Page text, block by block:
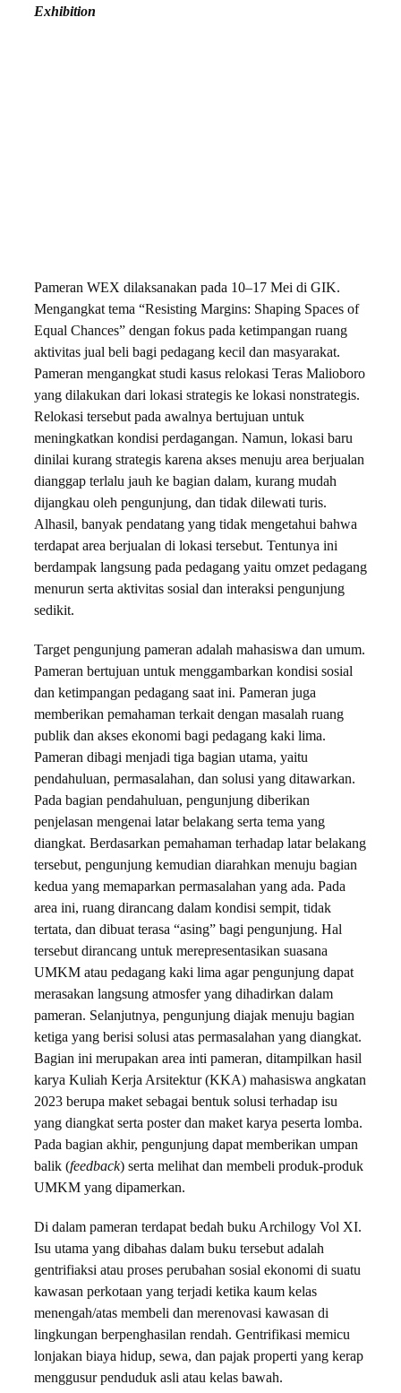
Exhibition
Pameran WEX dilaksanakan pada 10–17 Mei di GIK.
Mengangkat tema “Resisting Margins: Shaping Spaces of
Equal Chances” dengan fokus pada ketimpangan ruang
aktivitas jual beli bagi pedagang kecil dan masyarakat.
Pameran mengangkat studi kasus relokasi Teras Malioboro
yang dilakukan dari lokasi strategis ke lokasi nonstrategis.
Relokasi tersebut pada awalnya bertujuan untuk
meningkatkan kondisi perdagangan. Namun, lokasi baru
dinilai kurang strategis karena akses menuju area berjualan
dianggap terlalu jauh ke bagian dalam, kurang mudah
dijangkau oleh pengunjung, dan tidak dilewati turis.
Alhasil, banyak pendatang yang tidak mengetahui bahwa
terdapat area berjualan di lokasi tersebut. Tentunya ini
berdampak langsung pada pedagang yaitu omzet pedagang
menurun serta aktivitas sosial dan interaksi pengunjung
sedikit.
Target pengunjung pameran adalah mahasiswa dan umum.
Pameran bertujuan untuk menggambarkan kondisi sosial
dan ketimpangan pedagang saat ini. Pameran juga
memberikan pemahaman terkait dengan masalah ruang
publik dan akses ekonomi bagi pedagang kaki lima.
Pameran dibagi menjadi tiga bagian utama, yaitu
pendahuluan, permasalahan, dan solusi yang ditawarkan.
Pada bagian pendahuluan, pengunjung diberikan
penjelasan mengenai latar belakang serta tema yang
diangkat. Berdasarkan pemahaman terhadap latar belakang
tersebut, pengunjung kemudian diarahkan menuju bagian
kedua yang memaparkan permasalahan yang ada. Pada
area ini, ruang dirancang dalam kondisi sempit, tidak
tertata, dan dibuat terasa “asing” bagi pengunjung. Hal
tersebut dirancang untuk merepresentasikan suasana
UMKM atau pedagang kaki lima agar pengunjung dapat
merasakan langsung atmosfer yang dihadirkan dalam
pameran. Selanjutnya, pengunjung diajak menuju bagian
ketiga yang berisi solusi atas permasalahan yang diangkat.
Bagian ini merupakan area inti pameran, ditampilkan hasil
karya Kuliah Kerja Arsitektur (KKA) mahasiswa angkatan
2023 berupa maket sebagai bentuk solusi terhadap isu
yang diangkat serta poster dan maket karya peserta lomba.
Pada bagian akhir, pengunjung dapat memberikan umpan
balik (feedback) serta melihat dan membeli produk-produk
UMKM yang dipamerkan.
Di dalam pameran terdapat bedah buku Archilogy Vol XI.
Isu utama yang dibahas dalam buku tersebut adalah
gentrifiaksi atau proses perubahan sosial ekonomi di suatu
kawasan perkotaan yang terjadi ketika kaum kelas
menengah/atas membeli dan merenovasi kawasan di
lingkungan berpenghasilan rendah. Gentrifikasi memicu
lonjakan biaya hidup, sewa, dan pajak properti yang kerap
menggusur penduduk asli atau kelas bawah.